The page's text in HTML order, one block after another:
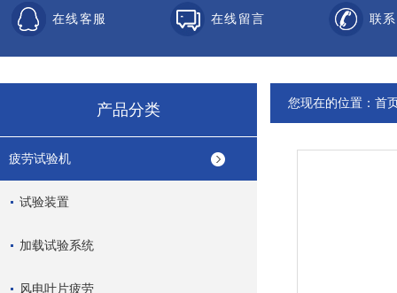
在线客服 在线留言 联
产品分类
疲劳试验机
试验装置
加载试验系统
风电叶片疲劳
您现在的位置： 首